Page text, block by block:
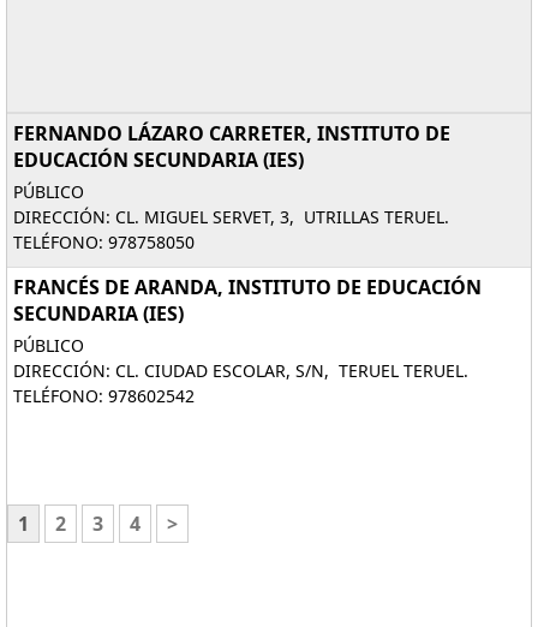
FERNANDO LÁZARO CARRETER, INSTITUTO DE
EDUCACIÓN SECUNDARIA (IES)
PÚBLICO
DIRECCIÓN: CL. MIGUEL SERVET, 3, UTRILLAS TERUEL.
TELÉFONO: 978758050
FRANCÉS DE ARANDA, INSTITUTO DE EDUCACIÓN
SECUNDARIA (IES)
PÚBLICO
DIRECCIÓN: CL. CIUDAD ESCOLAR, S/N, TERUEL TERUEL.
TELÉFONO: 978602542
1 2 3 4 >